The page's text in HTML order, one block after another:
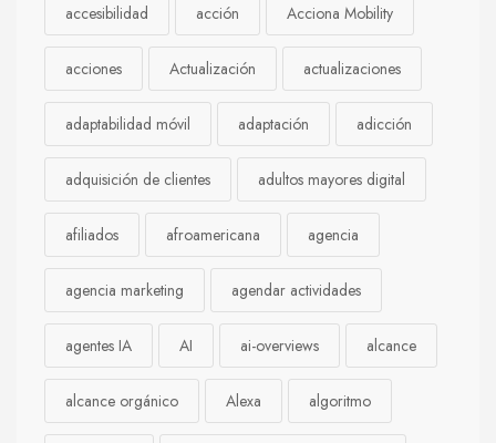
accesibilidad acción Acciona Mobility
acciones Actualización actualizaciones
adaptabilidad móvil adaptación adicción
adquisición de clientes adultos mayores digital
afiliados afroamericana agencia
agencia marketing agendar actividades
agentes IA AI ai-overviews alcance
alcance orgánico Alexa algoritmo